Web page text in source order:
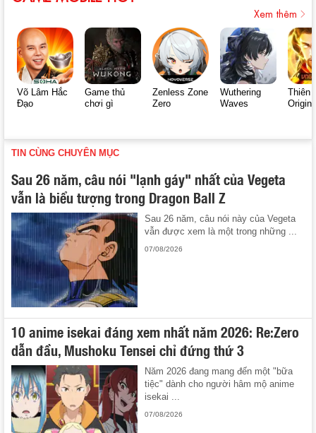
Xem thêm
Võ Lâm Hắc
Đạo
Game thủ
chơi gì
Zenless Zone
Zero
Wuthering
Waves
Thiên
Origin
TIN CÙNG CHUYÊN MỤC
Sau 26 năm, câu nói "lạnh gáy" nhất của Vegeta
vẫn là biểu tượng trong Dragon Ball Z
Sau 26 năm, câu nói này của Vegeta
vẫn được xem là một trong những ...
07/08/2026
10 anime isekai đáng xem nhất năm 2026: Re:Zero
dẫn đầu, Mushoku Tensei chỉ đứng thứ 3
Năm 2026 đang mang đến một "bữa
tiệc" dành cho người hâm mộ anime
isekai ...
07/08/2026